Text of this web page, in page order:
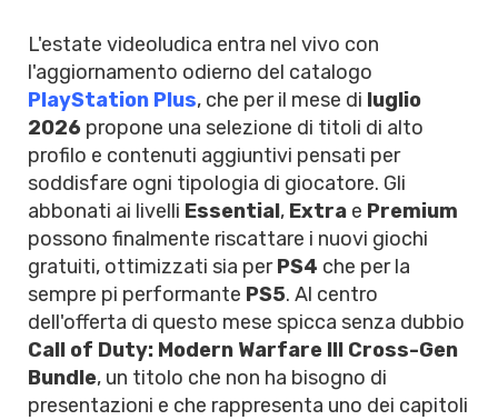
L'estate videoludica entra nel vivo con
l'aggiornamento odierno del catalogo
PlayStation Plus, che per il mese di luglio
2026 propone una selezione di titoli di alto
profilo e contenuti aggiuntivi pensati per
soddisfare ogni tipologia di giocatore. Gli
abbonati ai livelli Essential, Extra e Premium
possono finalmente riscattare i nuovi giochi
gratuiti, ottimizzati sia perPS4 che per la
sempre pi performante PS5. Al centro
dell'offerta di questo mese spicca senza dubbio
Call of Duty: Modern Warfare III Cross-Gen
Bundle, un titolo che non ha bisogno di
presentazioni e che rappresenta uno dei capitoli